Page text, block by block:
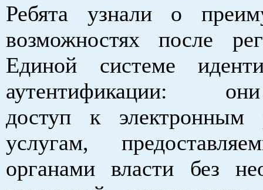
Ребята узнали о
возможностях после
Единой системе
аутентификации:
доступ к электронным
услугам,
органами власти без